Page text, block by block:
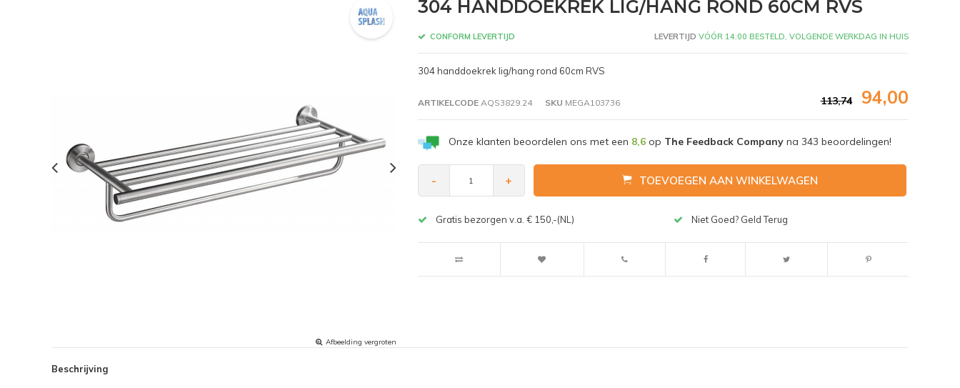
Afbeelding vergroten
304 HANDDOEKREK LIG/HANG ROND 60CM RVS
CONFORM LEVERTIJD LEVERTIJD VÓÓR 14:00 BESTELD, VOLGENDE WERKDAG IN HUIS
304 handdoekrek lig/hang rond 60cm RVS
ARTIKELCODEAQS3829.24 SKU MEGA103736 113,74 94,00
Onze klanten beoordelen ons met een 8,6op The Feedback Companyna 343 beoordelingen!
- + TOEVOEGEN AAN WINKELWAGEN
Gratis bezorgen v.a. € 150,-(NL) Niet Goed? Geld Terug
Beschrijving